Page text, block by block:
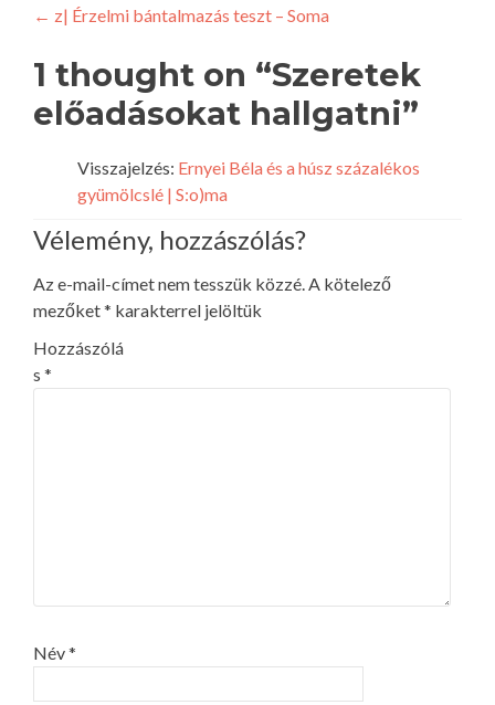
Bejegyzés
navigáció
← z| Érzelmi bántalmazás teszt – Soma
1 thought on “Szeretek
előadásokat hallgatni”
Visszajelzés: Ernyei Béla és a húsz százalékos
gyümölcslé | S:o)ma
Vélemény, hozzászólás?
Az e-mail-címet nem tesszük közzé.A kötelező
mezőket* karakterrel jelöltük
Hozzászólá
s *
Név*